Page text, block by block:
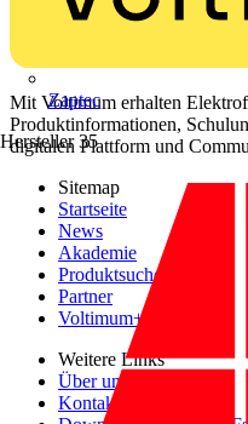
Zaptec
Hersteller 35
Mit Voltimum erhalten
Produktinformationen,
digitalen Plattform und
Sitemap
Startseite
News
Akademie
Produktsuche
Partner
Voltimum+
Weitere Links
Über uns
Kontakt